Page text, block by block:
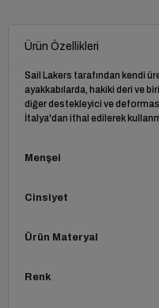
Ürün Özellikleri
Sail Lakers tarafından kendi
ayakkabılarda, hakiki deri ve
diğer destekleyici ve
İtalya'dan ithal edilerek
Menşei
Cinsiyet
Ürün Materyal
Renk